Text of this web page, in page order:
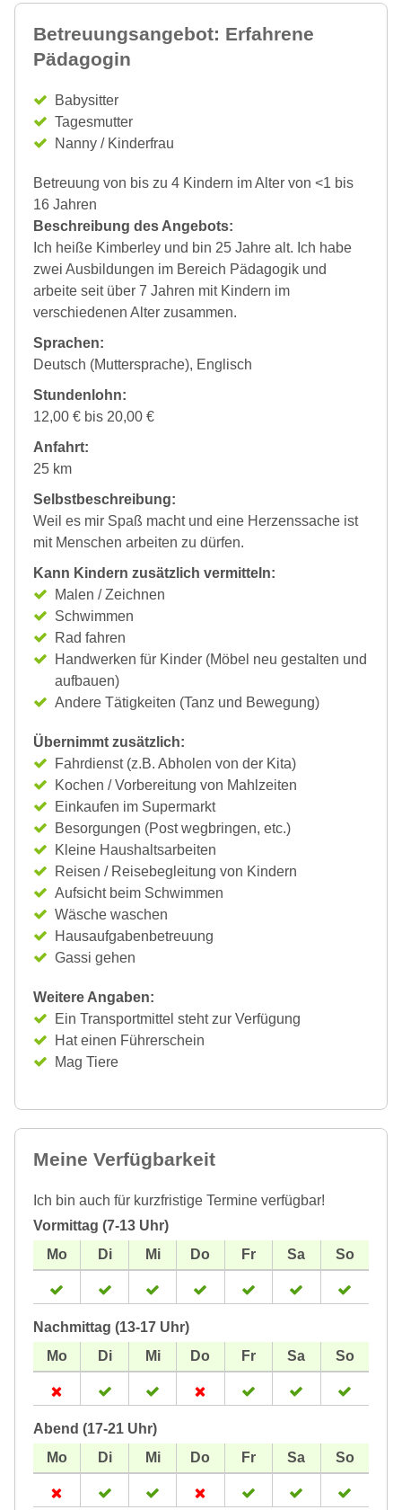
Betreuungsangebot: Erfahrene
Pädagogin
Babysitter
Tagesmutter
Nanny / Kinderfrau
Betreuung von bis zu 4 Kindern im Alter von <1 bis
16 Jahren
Beschreibung des Angebots:
Ich heiße Kimberley und bin 25 Jahre alt. Ich habe
zwei Ausbildungen im Bereich Pädagogik und
arbeite seit über 7 Jahren mit Kindern im
verschiedenen Alter zusammen.
Sprachen:
Deutsch (Muttersprache), Englisch
Stundenlohn:
12,00 € bis 20,00 €
Anfahrt:
25 km
Selbstbeschreibung:
Weil es mir Spaß macht und eine Herzenssache ist
mit Menschen arbeiten zu dürfen.
Kann Kindern zusätzlich vermitteln:
Malen / Zeichnen
Schwimmen
Rad fahren
Handwerken für Kinder (Möbel neu gestalten und
aufbauen)
Andere Tätigkeiten (Tanz und Bewegung)
Übernimmt zusätzlich:
Fahrdienst (z.B. Abholen von der Kita)
Kochen / Vorbereitung von Mahlzeiten
Einkaufen im Supermarkt
Besorgungen (Post wegbringen, etc.)
Kleine Haushaltsarbeiten
Reisen / Reisebegleitung von Kindern
Aufsicht beim Schwimmen
Wäsche waschen
Hausaufgabenbetreuung
Gassi gehen
Weitere Angaben:
Ein Transportmittel steht zur Verfügung
Hat einen Führerschein
Mag Tiere
Meine Verfügbarkeit
Ich bin auch für kurzfristige Termine verfügbar!
Vormittag (7-13 Uhr)
Nachmittag (13-17 Uhr)
Abend (17-21 Uhr)